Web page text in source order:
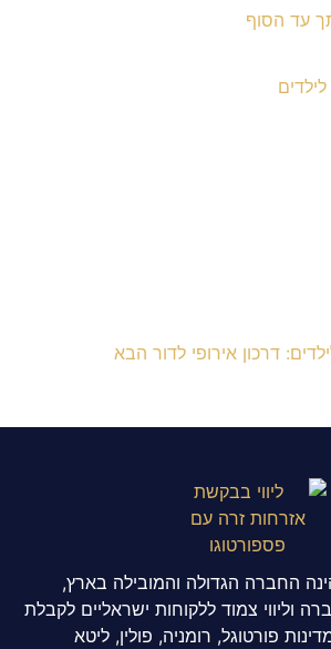
עד הסוף
דרכון אירופי לדור הבא
החברה הגדולה והמובילה בארץ,
וליווי צמוד ללקוחות ישראליים לקבלת
פורטוגל, רומניה, פולין, ליטא